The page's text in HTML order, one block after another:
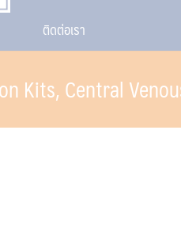
ติดต่อเรา
Kits, Central